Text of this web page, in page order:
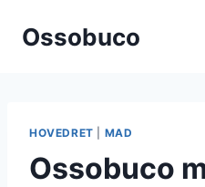
Ossobuco
HOVEDRET MAD
Ossobuco